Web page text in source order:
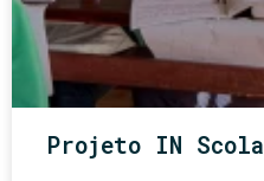
Projeto IN Scola